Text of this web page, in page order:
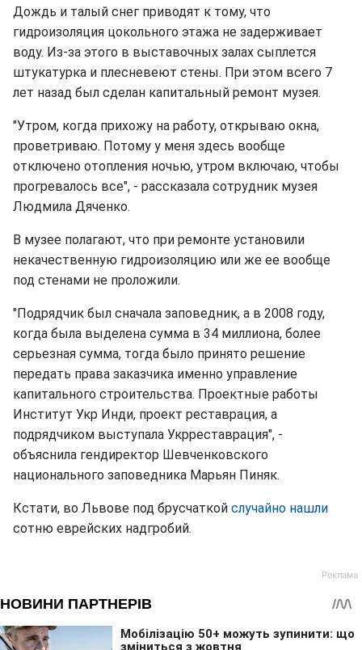
Дождь и талый снег приводят к тому, что
гидроизоляция цокольного этажа не задерживает
воду. Из-за этого в выставочных залах сыплется
штукатурка и плесневеют стены. При этом всего 7
лет назад был сделан капитальный ремонт музея.
"Утром, когда прихожу на работу, открываю окна,
проветриваю. Потому у меня здесь вообще
отключено отопления ночью, утром включаю, чтобы
прогревалось все", - рассказала сотрудник музея
Людмила Дяченко.
В музее полагают, что при ремонте установили
некачественную гидроизоляцию или же ее вообще
под стенами не проложили.
"Подрядчик был сначала заповедник, а в 2008 году,
когда была выделена сумма в 34 миллиона, более
серьезная сумма, тогда было принято решение
передать права заказчика именно управление
капитального строительства. Проектные работы
Институт Укр Инди, проект реставрация, а
подрядчиком выступала Укрреставрация", -
объяснила гендиректор Шевченковского
национального заповедника Марьян Пиняк.
Кстати, во Львове под брусчаткой случайно нашли
сотню еврейских надгробий.